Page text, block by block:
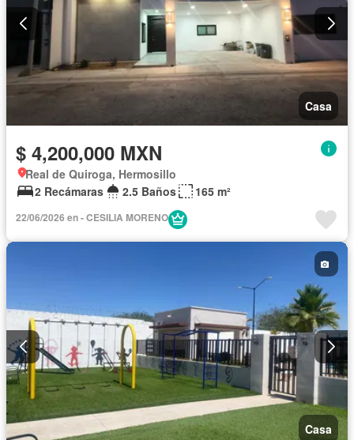
Casa
$ 4,200,000 MXN
Real de Quiroga, Hermosillo
2 Recámaras
2.5 Baños 165 m²
22/06/2026 en - CESILIA MORENO
Casa